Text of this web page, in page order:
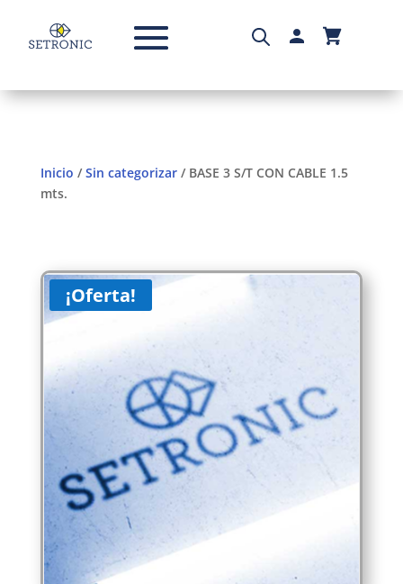
Inicio /Sin categorizar/ BASE 3 S/T CON CABLE 1.5
mts.
¡Oferta!